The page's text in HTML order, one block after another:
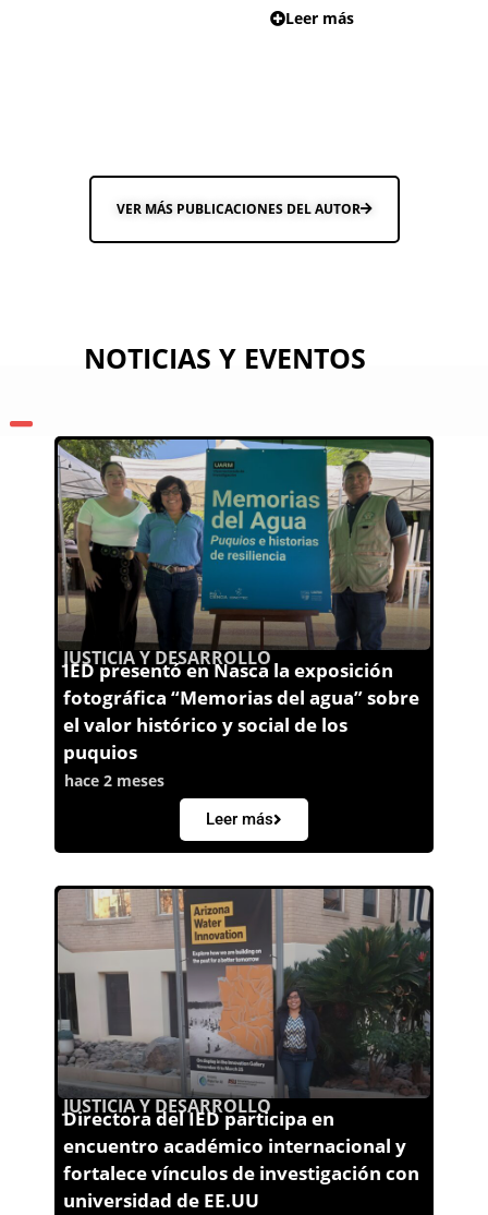
Leer más
VER MÁS PUBLICACIONES DEL AUTOR
NOTICIAS Y EVENTOS
JUSTICIA Y DESARROLLO
IED presentó en Nasca la exposición
fotográfica “Memorias del agua” sobre
el valor histórico y social de los
puquios
hace 2 meses
Leer más
JUSTICIA Y DESARROLLO
Directora del IED participa en
encuentro académico internacional y
fortalece vínculos de investigación con
universidad de EE.UU